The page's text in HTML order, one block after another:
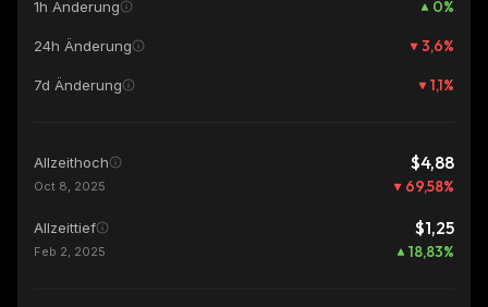
1h Änderung 0%
24h Änderung 3,6%
7d Änderung 1,1%
Allzeithoch $4,88
Oct 8, 2025 69,58%
Allzeittief $1,25
Feb 2, 2025 18,83%